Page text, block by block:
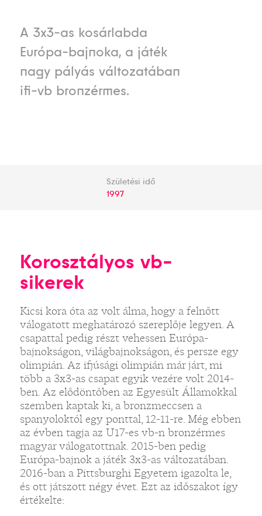
A 3x3-as kosárlabda
Európa-bajnoka, a játék
nagy pályás változatában
ifi-vb bronzérmes.
Születési idő
1997
Korosztályos vb-
sikerek
Kicsi kora óta az volt álma, hogy a felnőtt
válogatott meghatározó szereplője legyen. A
csapattal pedig részt vehessen Európa-
bajnokságon, világbajnokságon, és persze egy
olimpián. Az ifjúsági olimpián már járt, mi
több a 3x3-as csapat egyik vezére volt 2014-
ben. Az elődöntőben az Egyesült Államokkal
szemben kaptak ki, a bronzmeccsen a
spanyoloktól egy ponttal, 12-11-re. Még ebben
az évben tagja az U17-es vb-n bronzérmes
magyar válogatottnak. 2015-ben pedig
Európa-bajnok a játék 3x3-as változatában.
2016-ban a Pittsburghi Egyetem igazolta le,
és ott játszott négy évet. Ezt az időszakot így
értékelte: